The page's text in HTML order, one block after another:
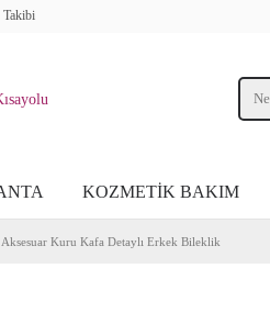
Takibi
KOZMETİK BAKIM
Kuru Kafa Detaylı Erkek Bileklik